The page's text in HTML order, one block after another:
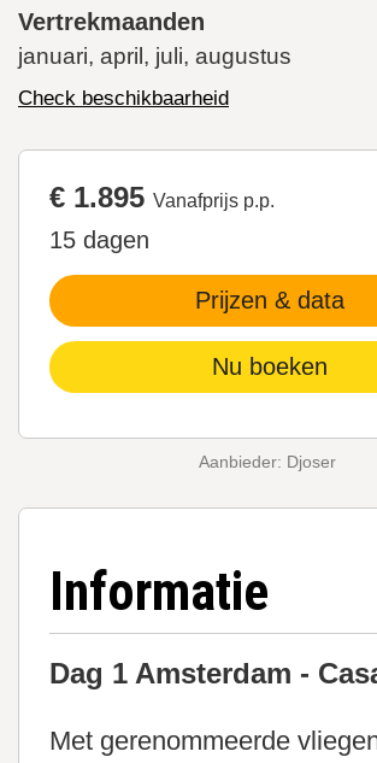
Vertrekmaanden
januari, april, juli, augustus
Check beschikbaarheid
€ 1.895 Vanafprijs p.p.
15 dagen
Prijzen & data
Nu boeken
Aanbieder: Djoser
Informatie
Dag 1 Amsterdam -
Met gerenommeerde